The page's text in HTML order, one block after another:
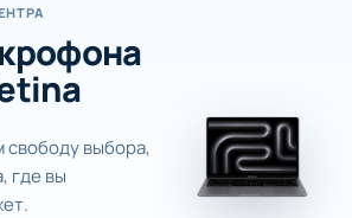
свободу выбора,
где вы